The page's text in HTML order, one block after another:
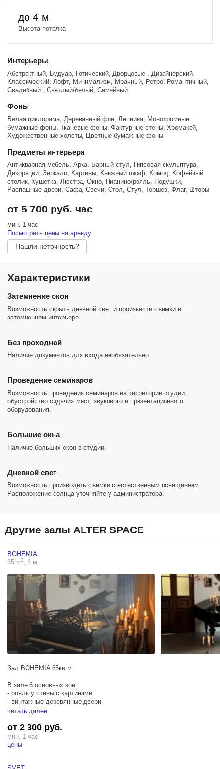
до 4 м
Высота потолка
Интерьеры
Абстрактный, Будуар, Готический, Дворцовые , Дизайнерский,
Классический, Лофт, Минимализм, Мрачный, Ретро, Романтичный,
Свадебный , Светлый/белый, Семейный
Фоны
Белая циклорама, Деревянный фон, Лепнина, Монохромные
бумажные фоны, Тканевые фоны, Фактурные стены, Хромакей,
Художественные холсты, Цветные бумажные фоны
Предметы интерьера
Антикварная мебель, Арка, Барный стул, Гипсовая скульптура,
Декорации, Зеркало, Картины, Книжный шкаф, Комод, Кофейный
столик, Кушетка, Люстра, Окно, Пианино/рояль, Подушки,
Распашные двери, Сафа, Свечи, Стол, Стул, Торшер, Флаг, Шторы
от 5 700 руб. час
мин. 1 час
Посмотреть цены на аренду
Нашли неточность?
Характеристики
Затемнение окон
Возможность скрыть дневной свет и произвести съемки в
затемненном интерьере.
Без проходной
Наличие документов для входа необязательно.
Проведение семинаров
Возможность проведения семинаров на территории студии,
обустройство сидячих мест, звукового и презентационного
оборудования.
Большие окна
Наличие больших окон в студии.
Дневной свет
Возможность производить съемки с естественным освещением.
Расположение солнца уточняйте у администратора.
Другие залы ALTER SPACE
BOHEMIA
65 м2, 4 м
Зал BOHEMIA 65кв.м
В зале 6 основных зон:
- рояль у стены с картинами
- винтажные деревянные двери
- швейный уголок
- два сидячих подоконника с декором
- зона с двухметровым деревянным конем
Зажжение свечей:
читать далее
от 2 300 руб.
мин. 1 час
цены